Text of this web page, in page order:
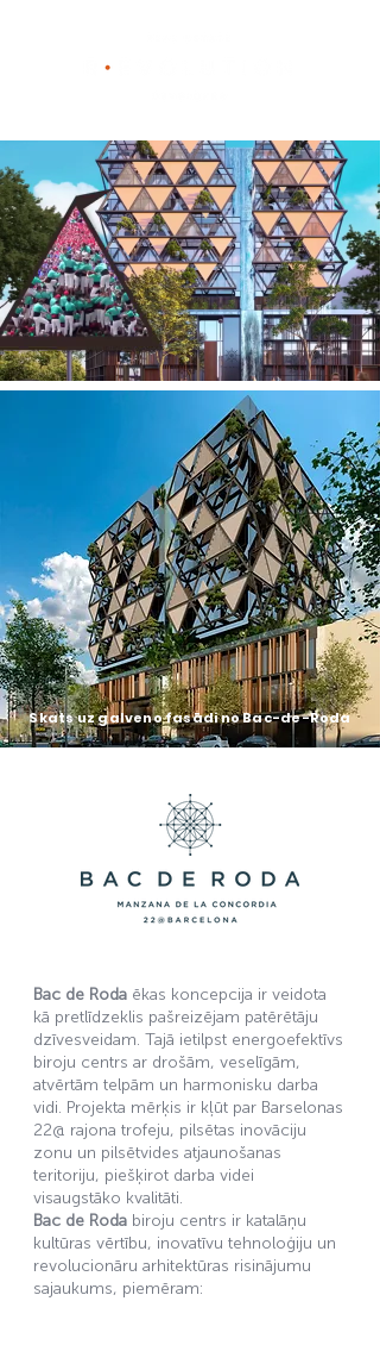
Skats uz galveno fasādi no Bac-de-Roda
Bac de Roda ēkas koncepcija ir veidota
kā pretlīdzeklis pašreizējam patērētāju
dzīvesveidam. Tajā ietilpst energoefektīvs
biroju centrs ar drošām, veselīgām,
atvērtām telpām un harmonisku darba
vidi. Projekta mērķis ir kļūt par Barselonas
22@ rajona trofeju, pilsētas inovāciju
zonu un pilsētvides atjaunošanas
teritoriju, piešķirot darba videi
visaugstāko kvalitāti.
Bac de Roda biroju centrs ir katalāņu
kultūras vērtību, inovatīvu tehnoloģiju un
revolucionāru arhitektūras risinājumu
sajaukums, piemēram: